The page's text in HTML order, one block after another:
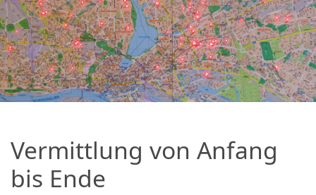
Vermittlung von Anfang
bis Ende